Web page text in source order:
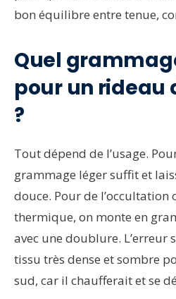
bon équilibre entre tenue,
Quel
pour un rideau
?
Tout dépend de l’usage.
grammage léger suffit et
douce. Pour de
thermique, on monte en
avec une doublure. L’erreur
tissu très dense et sombre
sud, car il chaufferait et se